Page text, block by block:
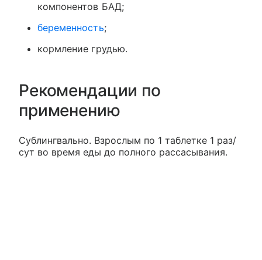
компонентов БАД;
беременность;
кормление грудью.
Рекомендации по
применению
Сублингвально. Взрослым по 1 таблетке 1 раз/
сут во время еды до полного рассасывания.